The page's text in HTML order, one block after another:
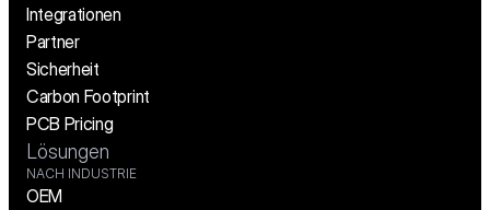
Integrationen
Partner
Sicherheit
Carbon Footprint
PCB Pricing
Lösungen
NACH INDUSTRIE
OEM